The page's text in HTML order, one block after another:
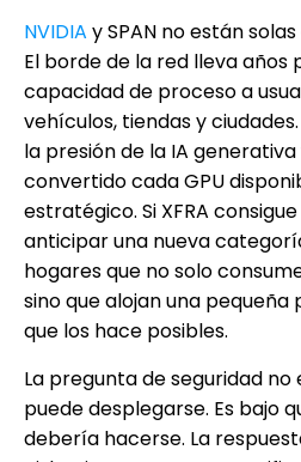
NVIDIA y SPAN no están
El borde de la red lleva
capacidad de proceso a
vehículos, tiendas y
la presión de la IA
convertido cada GPU
estratégico. Si XFRA
anticipar una nueva
hogares que no solo
sino que alojan una
que los hace posibles.
La pregunta de seguridad no
puede desplegarse. Es bajo
debería hacerse. La